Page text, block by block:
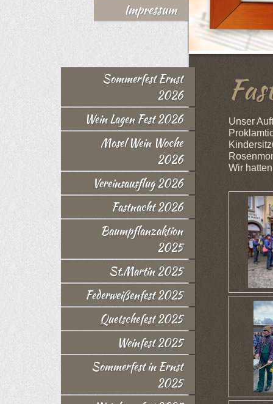
Impressum
Sommerfest Ernst
2026
Wein Lagen Fest 2026
Mosel Wein Woche
2026
Vereinsausflug 2026
Fastnacht 2026
Baumpflanzaktion
2025
St.Martin 2025
Federweißenfest 2025
Quetschefest 2025
Weinfest 2025
Sommerfest in Ernst
2025
Unser
Wir